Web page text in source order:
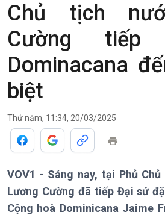
Chủ tịch
Cường
Dominacana
biệt
Thứ năm, 11:34, 20/03/2025
VOV1 - Sáng nay, tại Phủ
Lương Cường đã tiếp Đại sứ
Cộng hoà Dominicana Jaime